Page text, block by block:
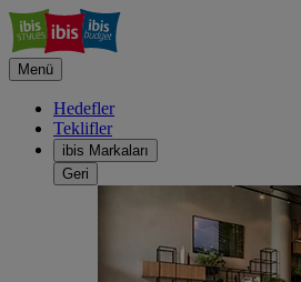
Menü
Hedefler
Teklifler
ibis Markaları
Geri